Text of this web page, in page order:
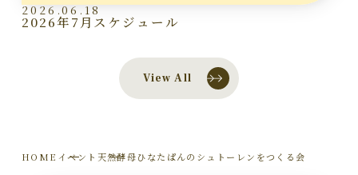
2026.06.18
2026年7月スケジュール
View All
HOME イベント 天然酵母ひなたぱんのシュトーレンをつくる会